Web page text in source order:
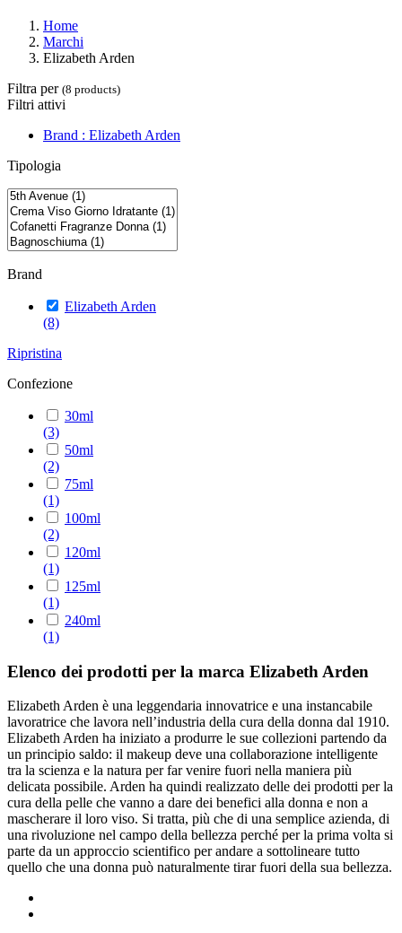
Home
Marchi
Elizabeth Arden
Filtra per (8 products)
Filtri attivi
Brand : Elizabeth Arden
Tipologia
Brand
Elizabeth Arden
(8)
Ripristina
Confezione
30ml
(3)
50ml
(2)
75ml
(1)
100ml
(2)
120ml
(1)
125ml
(1)
240ml
(1)
Elenco dei prodotti per la marca Elizabeth Arden
Elizabeth Arden è una leggendaria innovatrice e una instancabile
lavoratrice che lavora nell’industria della cura della donna dal 1910.
Elizabeth Arden ha iniziato a produrre le sue collezioni partendo da
un principio saldo: il makeup deve una collaborazione intelligente
tra la scienza e la natura per far venire fuori nella maniera più
delicata possibile. Arden ha quindi realizzato delle dei prodotti per la
cura della pelle che vanno a dare dei benefici alla donna e non a
mascherare il loro viso. Si tratta, più che di una semplice azienda, di
una rivoluzione nel campo della bellezza perché per la prima volta si
parte da un approccio scientifico per andare a sottolineare tutto
quello che una donna può naturalmente tirar fuori della sua bellezza.